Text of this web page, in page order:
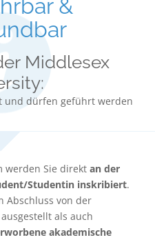
&
Middlesex
und dürfen geführt werden
werden Sie direkt an der
Studentin inskribiert.
Abschluss von der
als auch
akademische